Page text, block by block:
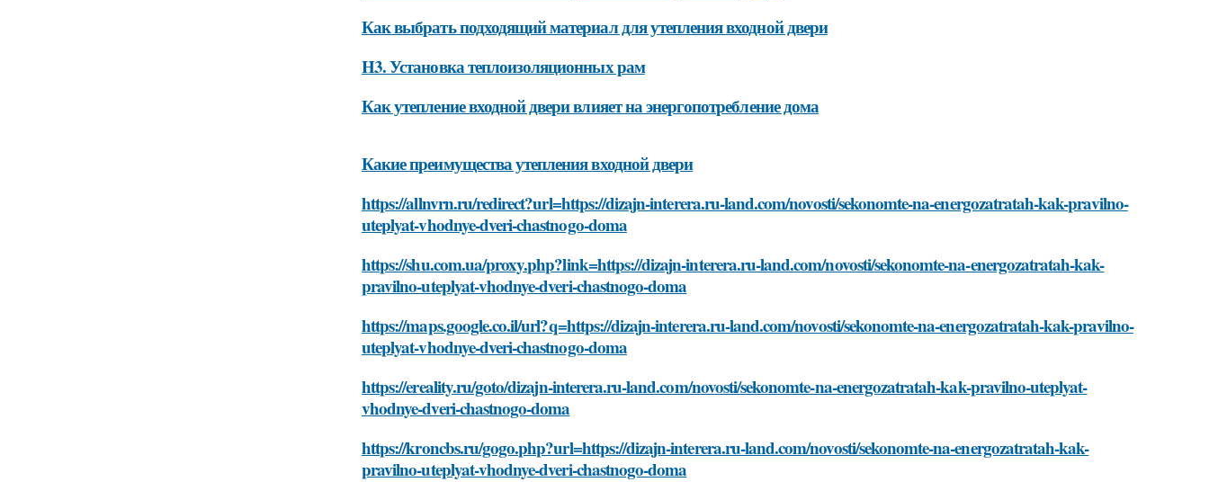
Как выбрать подходящий материал для утепления входной двери
H3. Установка теплоизоляционных рам
Как утепление входной двери влияет на энергопотребление дома
Какие преимущества утепления входной двери
https://allnvrn.ru/redirect?url=https://dizajn-interera.ru-land.com/novosti/sekonomte-na-energozatratah-kak-pravilno-
uteplyat-vhodnye-dveri-chastnogo-doma
https://shu.com.ua/proxy.php?link=https://dizajn-interera.ru-land.com/novosti/sekonomte-na-energozatratah-kak-
pravilno-uteplyat-vhodnye-dveri-chastnogo-doma
https://maps.google.co.il/url?q=https://dizajn-interera.ru-land.com/novosti/sekonomte-na-energozatratah-kak-pravilno-
uteplyat-vhodnye-dveri-chastnogo-doma
https://ereality.ru/goto/dizajn-interera.ru-land.com/novosti/sekonomte-na-energozatratah-kak-pravilno-uteplyat-
vhodnye-dveri-chastnogo-doma
https://kroncbs.ru/gogo.php?url=https://dizajn-interera.ru-land.com/novosti/sekonomte-na-energozatratah-kak-
pravilno-uteplyat-vhodnye-dveri-chastnogo-doma